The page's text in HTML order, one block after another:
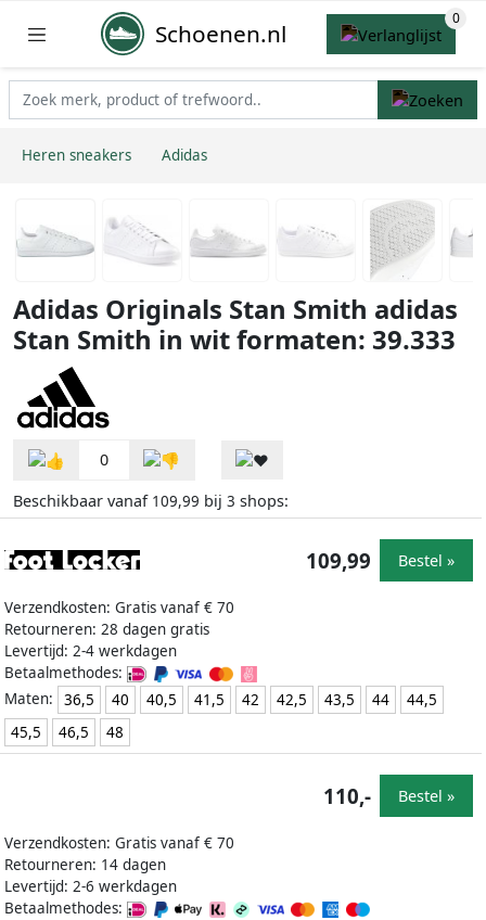
Schoenen.nl
Heren sneakers Adidas
Adidas Originals Stan Smith adidas
Stan Smith in wit formaten: 39.333
0
Beschikbaar vanaf 109,99 bij 3 shops:
Verzendkosten: Gratis vanaf € 70
Retourneren: 28 dagen gratis
Levertijd: 2-4 werkdagen
Betaalmethodes:
Maten:
36,5 40 40,5 41,5 42 42,5 43,5 44
44,5
45,5
46,5 48
109,99 Bestel »
Verzendkosten: Gratis vanaf € 70
Retourneren: 14 dagen
Levertijd: 2-6 werkdagen
Betaalmethodes:
110,- Bestel »